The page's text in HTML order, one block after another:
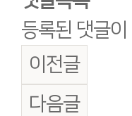
등록된 댓글
이전글
다음글